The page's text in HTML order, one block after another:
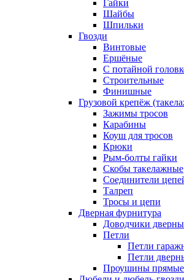
Гайки
Шайбы
Шпильки
Гвозди
Винтовые
Ершёные
С потайной
Строительные
Финишные
Грузовой крепёж
Зажимы тросов
Карабины
Коуш для тросов
Крюки
Рым-болты гайки
Скобы такелажные
Соединители
Талреп
Тросы и цепи
Дверная фурнитура
Доводчики
Петли
Петли
Петли
Проушины прямые